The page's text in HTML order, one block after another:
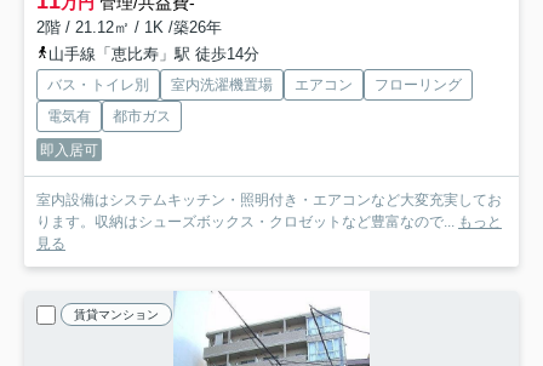
2階 / 21.12㎡ / 1K /築26年
山手線「恵比寿」駅 徒歩14分
バス・トイレ別 室内洗濯機置場 エアコン
フローリング
電気有
都市ガス
即入居可
室内設備はシステムキッチン・照明付き・エアコンなど大変充実してお
ります。収納はシューズボックス・クロゼットなど豊富なので...
もっと
見る
賃貸マンション